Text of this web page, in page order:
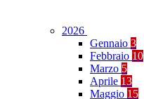
2026
Gennaio 3
Febbraio 10
Marzo 5
Aprile 13
Maggio 15